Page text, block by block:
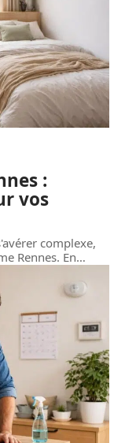
:
vos
complexe,
Rennes. En…